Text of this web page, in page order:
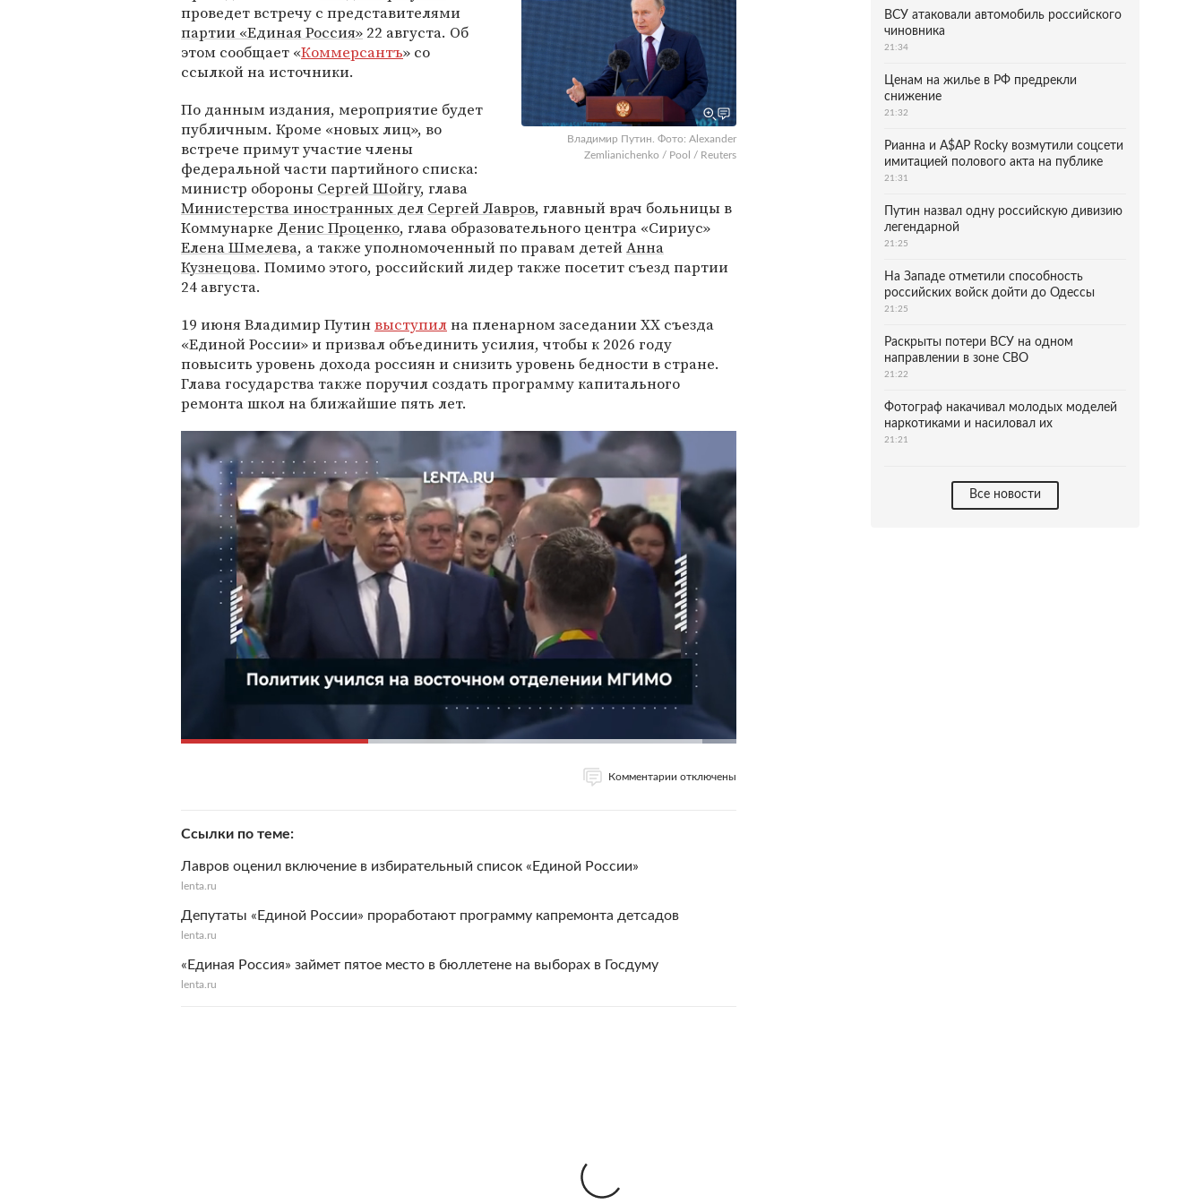
Владимир Путин. Фото: Alexander
Zemlianichenko / Pool / Reuters
проведет встречу с представителями
партии «Единая Россия» 22 августа. Об
этом сообщает «Коммерсантъ» со
ссылкой на источники.
По данным издания, мероприятие будет
публичным. Кроме «новых лиц», во
встрече примут участие члены
федеральной части партийного списка:
министр обороны Сергей Шойгу, глава
Министерства иностранных дел Сергей Лавров, главный врач больницы в
Коммунарке Денис Проценко, глава образовательного центра «Сириус»
Елена Шмелева, а также уполномоченный по правам детейАнна
Кузнецова. Помимо этого, российский лидер также посетит съезд партии
24 августа.
19 июня Владимир Путинвыступилна пленарном заседании ХХ съезда
«Единой России» и призвал объединить усилия, чтобы к 2026 году
повысить уровень дохода россиян и снизить уровень бедности в стране.
Глава государства также поручил создать программу капитального
ремонта школ на ближайшие пять лет.
Комментарии отключены
Ссылки по теме
Лавров оценил включение в избирательный список «Единой России»
lenta.ru
Депутаты «Единой России» проработают программу капремонта детсадов
lenta.ru
«Единая Россия» займет пятое место в бюллетене на выборах в Госдуму
lenta.ru
ВСУ атаковали автомобиль российского
чиновника
21:34
Ценам на жилье в РФ предрекли
снижение
21:32
Рианна и A$AP Rocky возмутили соцсети
имитацией полового акта на публике
21:31
Путин назвал одну российскую дивизию
легендарной
21:25
На Западе отметили способность
российских войск дойти до Одессы
21:25
Раскрыты потери ВСУ на одном
направлении в зоне СВО
21:22
Фотограф накачивал молодых моделей
наркотиками и насиловал их
21:21
Все новости